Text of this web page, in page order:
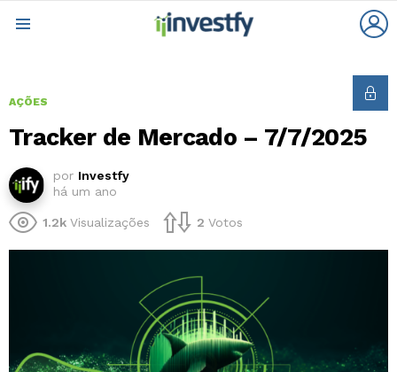
AÇÕES
Tracker de Mercado – 7/7/2025
por Investfy
há um ano
1.2k Visualizações 2 Votos